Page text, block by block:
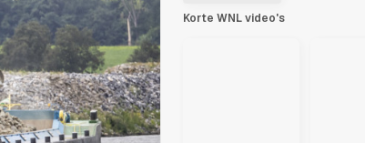
Korte WNL video's